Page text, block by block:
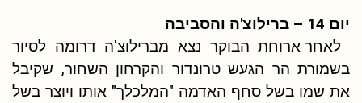
יום 14 – ברילוצ'ה והסביבה
לאחר ארוחת הבוקר נצא מברילוצ'ה דרומה לסיור
בשמורת הר הגעש טרונדור והקרחון השחור, שקיבל
את שמו בשל סחף האדמה "המלכלך" אותו ויוצר בשל